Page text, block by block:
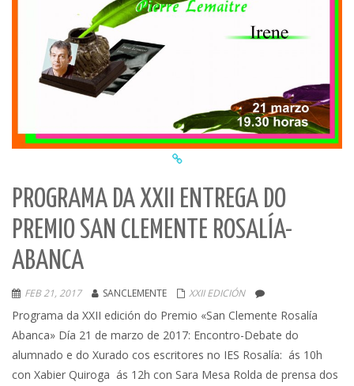
PROGRAMA DA XXII ENTREGA DO
PREMIO SAN CLEMENTE ROSALÍA-
ABANCA
FEB 21, 2017 SANCLEMENTE XXII EDICIÓN
Programa da XXII edición do Premio «San Clemente Rosalía
Abanca» Día 21 de marzo de 2017: Encontro-Debate do
alumnado e do Xurado cos escritores no IES Rosalía: ás 10h
con Xabier Quiroga ás 12h con Sara Mesa Rolda de prensa dos